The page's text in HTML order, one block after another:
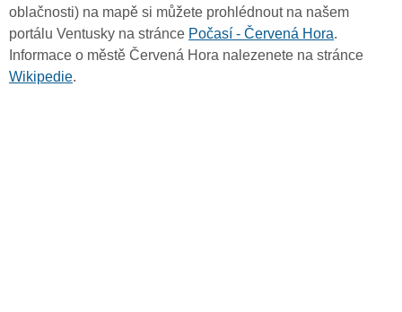
oblačnosti) na mapě si můžete prohlédnout na našem
portálu Ventusky na stránce Počasí - Červená Hora.
Informace o městě Červená Hora nalezenete na stránce
Wikipedie.